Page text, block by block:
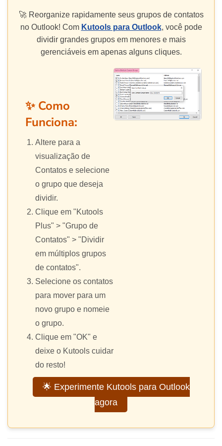
🚀 Reorganize rapidamente seus grupos de contatos
no Outlook! Com Kutools para Outlook, você pode
dividir grandes grupos em menores e mais
gerenciáveis em apenas alguns cliques.
✨ Como
Funciona:
Altere para a
visualização de
Contatos e selecione
o grupo que deseja
dividir.
Clique em "Kutools
Plus" > "Grupo de
Contatos" > "Dividir
em múltiplos grupos
de contatos".
Selecione os contatos
para mover para um
novo grupo e nomeie
o grupo.
Clique em "OK" e
deixe o Kutools cuidar
do resto!
🌟 Experimente Kutools para Outlook
agora